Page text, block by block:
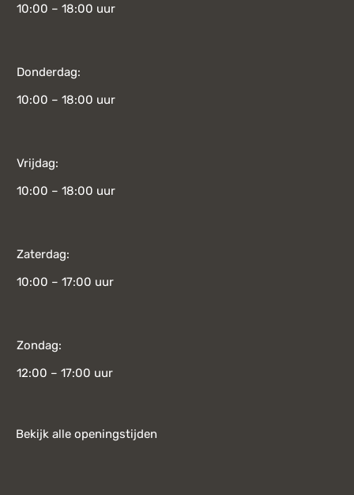
10:00 – 18:00 uur
Donderdag:
10:00 – 18:00 uur
Vrijdag:
10:00 – 18:00 uur
Zaterdag:
10:00 – 17:00 uur
Zondag:
12:00 – 17:00 uur
Bekijk alle openingstijden